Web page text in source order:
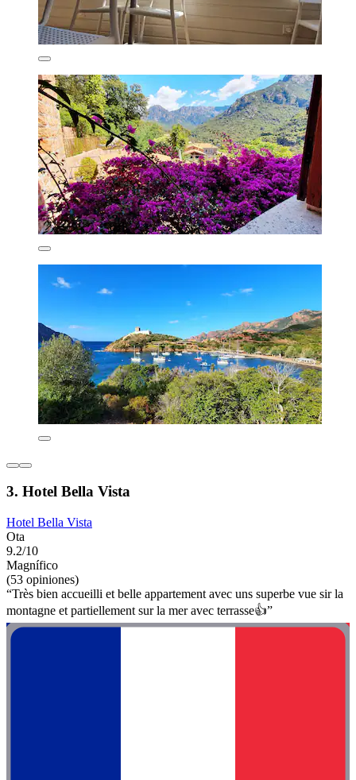
3. Hotel Bella Vista
Hotel Bella Vista
Ota
9.2/10
Magnífico
(53 opiniones)
“Très bien accueilli et belle appartement avec uns superbe vue sir la
montagne et partiellement sur la mer avec terrasse👍”